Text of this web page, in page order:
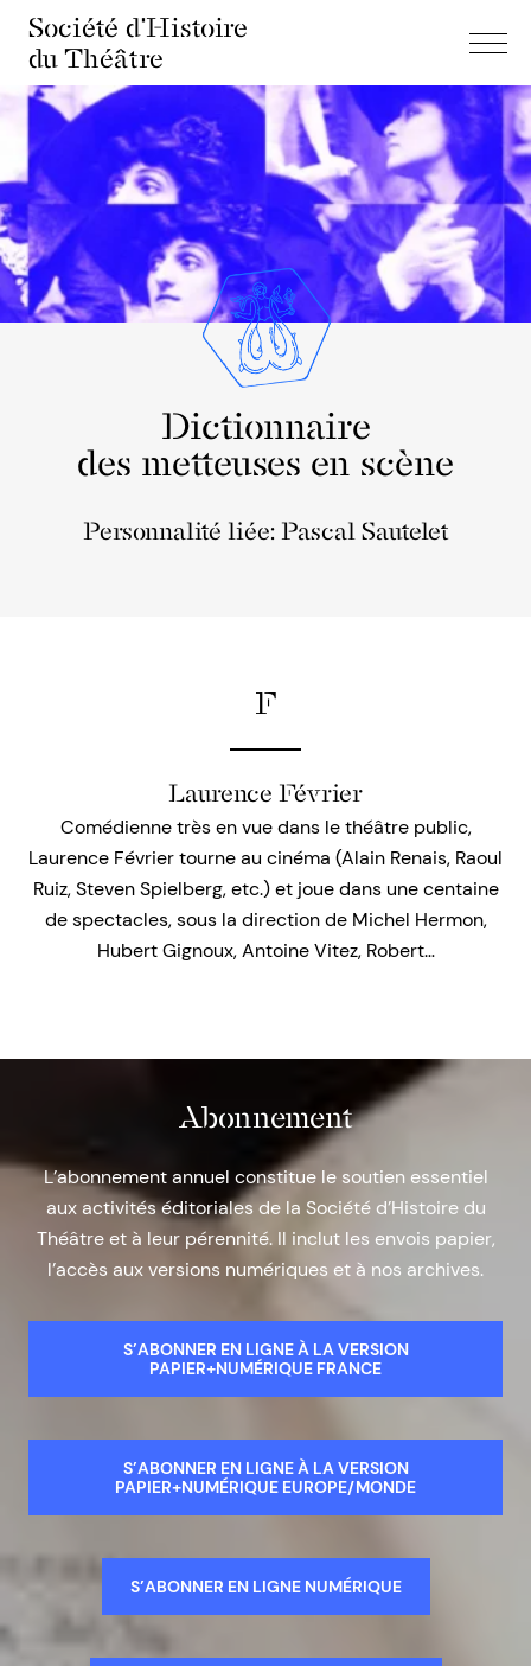
Société d'Histoire
du Théâtre
Dictionnaire
des metteuses en scène
Personnalité liée: Pascal Sautelet
F
Laurence Février
Comédienne très en vue dans le théâtre public,
Laurence Février tourne au cinéma (Alain Renais, Raoul
Ruiz, Steven Spielberg, etc.) et joue dans une centaine
de spectacles, sous la direction de Michel Hermon,
Hubert Gignoux, Antoine Vitez, Robert…
Abonnement
L’abonnement annuel constitue le soutien essentiel
aux activités éditoriales de la Société d’Histoire du
Théâtre et à leur pérennité. Il inclut les envois papier,
l’accès aux versions numériques et à nos archives.
S’ABONNER EN LIGNE À LA VERSION
PAPIER+NUMÉRIQUE FRANCE
S’ABONNER EN LIGNE À LA VERSION
PAPIER+NUMÉRIQUE EUROPE/MONDE
S’ABONNER EN LIGNE NUMÉRIQUE